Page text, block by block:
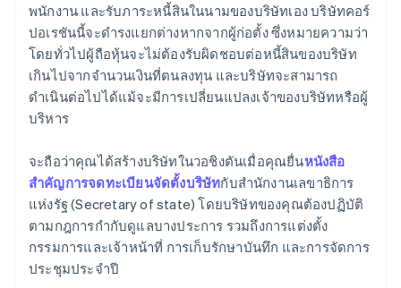
พนักงาน และรับภาระหนี้สินในนามของบริษัทเอง บริษัทคอร์
ปอเรชันนี้จะดำรงแยกต่างหากจากผู้ก่อตั้ง ซึ่งหมายความว่า
โดยทั่วไปผู้ถือหุ้นจะไม่ต้องรับผิดชอบต่อหนี้สินของบริษัท
เกินไปจากจำนวนเงินที่ตนลงทุน และบริษัทจะสามารถ
ดำเนินต่อไปได้แม้จะมีการเปลี่ยนแปลงเจ้าของบริษัทหรือผู้
บริหาร
จะถือว่าคุณได้สร้างบริษัทในวอชิงตันเมื่อคุณยื่นหนังสือ
สำคัญการจดทะเบียนจัดตั้งบริษัทกับสำนักงานเลขาธิการ
แห่งรัฐ (Secretary of state) โดยบริษัทของคุณต้องปฏิบัติ
ตามกฎการกำกับดูแลบางประการ รวมถึงการแต่งตั้ง
กรรมการและเจ้าหน้าที่ การเก็บรักษาบันทึก และการจัดการ
ประชุมประจำปี